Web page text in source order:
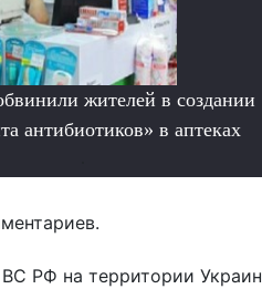
жителей в создании
антибиотиков» в аптеках
РФ на территории